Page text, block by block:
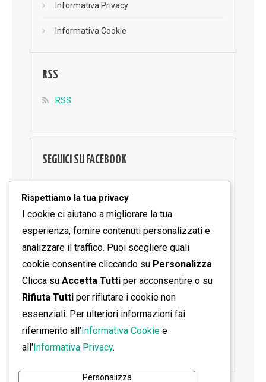
Informativa Privacy
Informativa Cookie
RSS
RSS
SEGUICI SU FACEBOOK
Rispettiamo la tua privacy
I cookie ci aiutano a migliorare la tua
esperienza, fornire contenuti personalizzati e
analizzare il traffico. Puoi scegliere quali
cookie consentire cliccando su Personalizza.
Clicca su Accetta Tutti per acconsentire o su
Rifiuta Tutti per rifiutare i cookie non
essenziali. Per ulteriori informazioni fai
riferimento all'Informativa Cookie e
all'Informativa Privacy.
Personalizza